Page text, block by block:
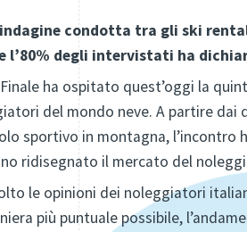
condotta tra gli ski
l’80% degli intervistati ha
ha ospitato quest’oggi la
del mondo neve. A partire
sportivo in montagna, l’incontro
ridisegnato il mercato del
le opinioni dei noleggiatori
più puntuale possibile,